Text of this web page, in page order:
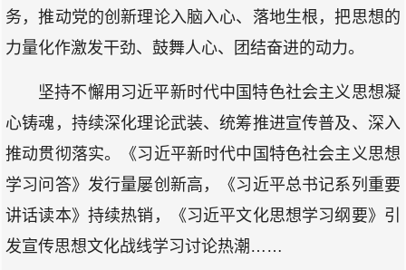
务，推动党的创新理论入脑入心、落地生根，把思想的
力量化作激发干劲、鼓舞人心、团结奋进的动力。
坚持不懈用习近平新时代中国特色社会主义思想凝
心铸魂，持续深化理论武装、统筹推进宣传普及、深入
推动贯彻落实。《习近平新时代中国特色社会主义思想
学习问答》发行量屡创新高，《习近平总书记系列重要
讲话读本》持续热销，《习近平文化思想学习纲要》引
发宣传思想文化战线学习讨论热潮……